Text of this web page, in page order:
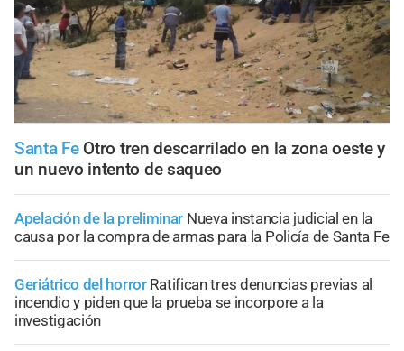
Santa Fe Otro tren descarrilado en la zona oeste y
un nuevo intento de saqueo
Apelación de la preliminar Nueva instancia judicial en la
causa por la compra de armas para la Policía de Santa Fe
Geriátrico del horror Ratifican tres denuncias previas al
incendio y piden que la prueba se incorpore a la
investigación